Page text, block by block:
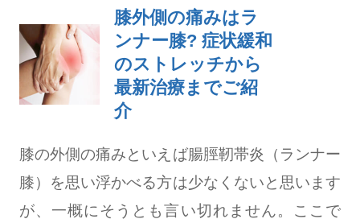
膝外側の痛みはラ
ンナー膝? 症状緩和
のストレッチから
最新治療までご紹
介
膝の外側の痛みといえば腸脛靭帯炎（ランナー
膝）を思い浮かべる方は少なくないと思います
が、一概にそうとも言い切れません。ここで